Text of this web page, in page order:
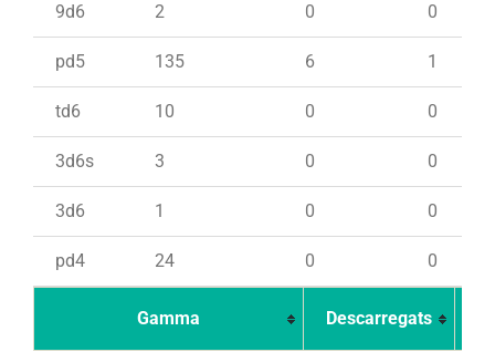
9d6 2 0 0
pd5 135 6 1
td6 10 0 0
3d6s 3 0 0
3d6 1 0 0
pd4 24 0 0
Gamma Descarregats